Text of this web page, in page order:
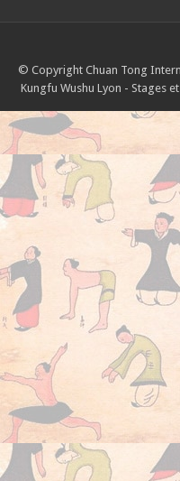
© Copyright Chuan Tong
Kungfu Wushu Lyon - Stages